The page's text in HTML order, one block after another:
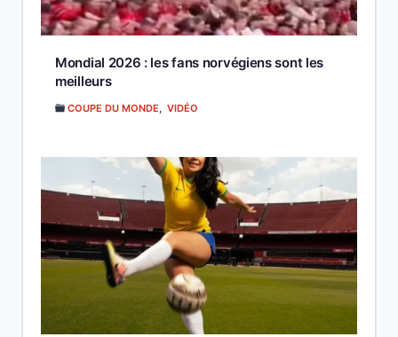
Mondial 2026 : les fans norvégiens sont les
meilleurs
COUPE DU MONDE VIDÉO